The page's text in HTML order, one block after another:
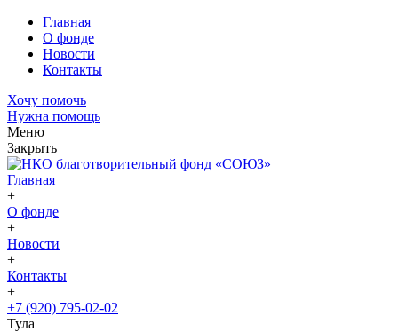
Главная
О фонде
Новости
Контакты
Хочу помочь
Нужна помощь
Меню
Закрыть
Главная
+
О фонде
+
Новости
+
Контакты
+
+7 (920) 795-02-02
Тула